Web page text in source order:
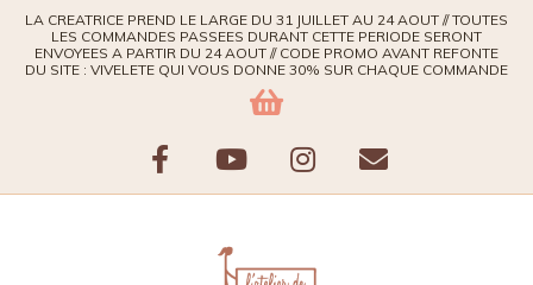
LA CREATRICE PREND LE LARGE DU 31 JUILLET AU 24 AOUT // TOUTES
LES COMMANDES PASSEES DURANT CETTE PERIODE SERONT
ENVOYEES A PARTIR DU 24 AOUT // CODE PROMO AVANT REFONTE
DU SITE : VIVELETE QUI VOUS DONNE 30% SUR CHAQUE COMMANDE
F
Y
u
I
s
E